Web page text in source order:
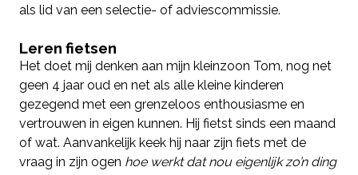
als lid van een selectie- of adviescommissie.
Leren fietsen
Het doet mij denken aan mijn kleinzoon Tom, nog net
geen 4 jaar oud en net als alle kleine kinderen
gezegend met een grenzeloos enthousiasme en
vertrouwen in eigen kunnen. Hij fietst sinds een maand
of wat. Aanvankelijk keek hij naar zijn fiets met de
vraag in zijn ogen hoe werkt dat nou eigenlijk zo’n ding